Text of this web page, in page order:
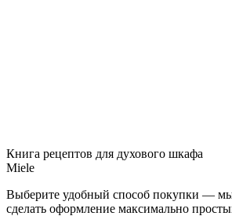
Книга рецептов для духового шкафа
Miele
Выберите удобный способ покупки — мы
сделать оформление максимально